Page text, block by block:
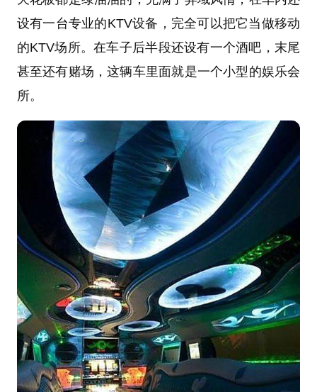
设有一台专业的KTV设备，完全可以把它当做移动
的KTV场所。在车子后半段还设有一个酒吧，末尾
甚至还有赌场，这辆车里面就是一个小型的娱乐会
所。